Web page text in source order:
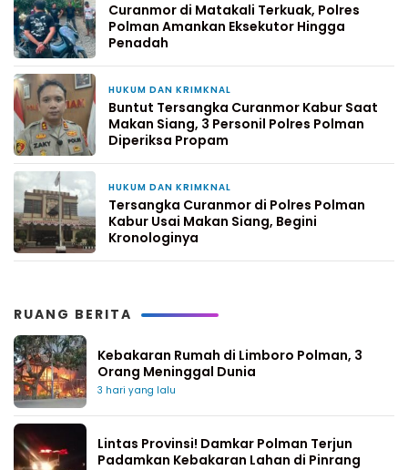
Curanmor di Matakali Terkuak, Polres
Polman Amankan Eksekutor Hingga
Penadah
HUKUM DAN KRIMKNAL
Buntut Tersangka Curanmor Kabur Saat
Makan Siang, 3 Personil Polres Polman
Diperiksa Propam
HUKUM DAN KRIMKNAL
Tersangka Curanmor di Polres Polman
Kabur Usai Makan Siang, Begini
Kronologinya
RUANG BERITA
Kebakaran Rumah di Limboro Polman, 3
Orang Meninggal Dunia
3 hari yang lalu
Lintas Provinsi! Damkar Polman Terjun
Padamkan Kebakaran Lahan di Pinrang